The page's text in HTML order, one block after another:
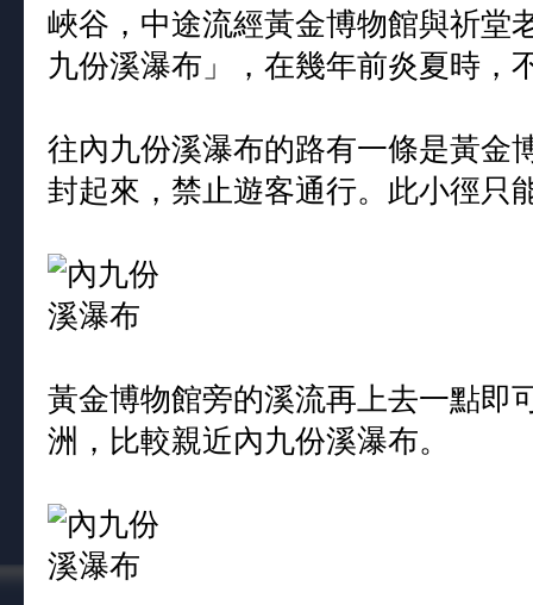
峽谷，中途流經黃金博物館與祈堂
九份溪瀑布」，在幾年前炎夏時，
往內九份溪瀑布的路有一條是黃金
封起來，禁止遊客通行。此小徑只
黃金博物館旁的溪流再上去一點即
洲，比較親近內九份溪瀑布。